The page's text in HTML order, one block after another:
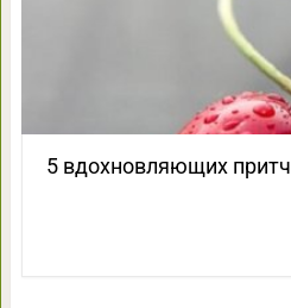
5 вдохновляющих притч